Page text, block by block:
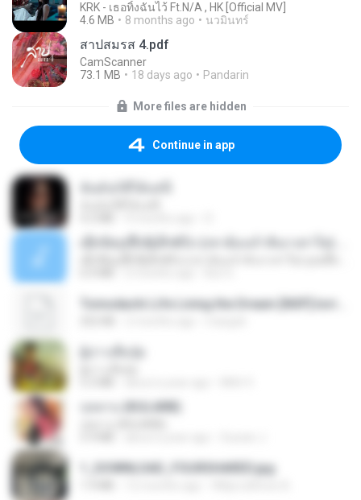
KRK - เธอทิ้งฉันไว้ Ft.N/A , HK [Official MV]
4.6 MB
8 months ago นวมินทร์
สาปสมรส 4.pdf
CamScanner
73.1 MB
18 days ago Pandarin
More files are hidden
Continue in app
กุหลาบ (KULARB)
1_DOWNLOAD_FOURSHARED.jpg